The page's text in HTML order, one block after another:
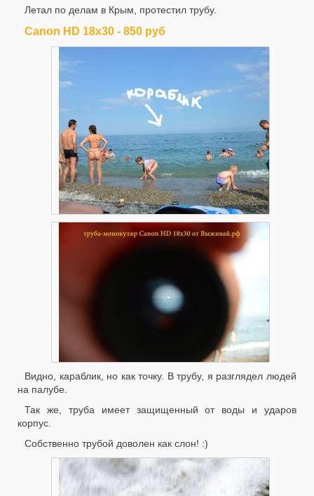
Летал по делам в Крым, протестил трубу.
Canon HD 18х30 - 850 руб
Видно, караблик, но как точку. В трубу, я разглядел людей
на палубе.
Так же, труба имеет защищенный от воды и ударов
корпус.
Собственно трубой доволен как слон! :)